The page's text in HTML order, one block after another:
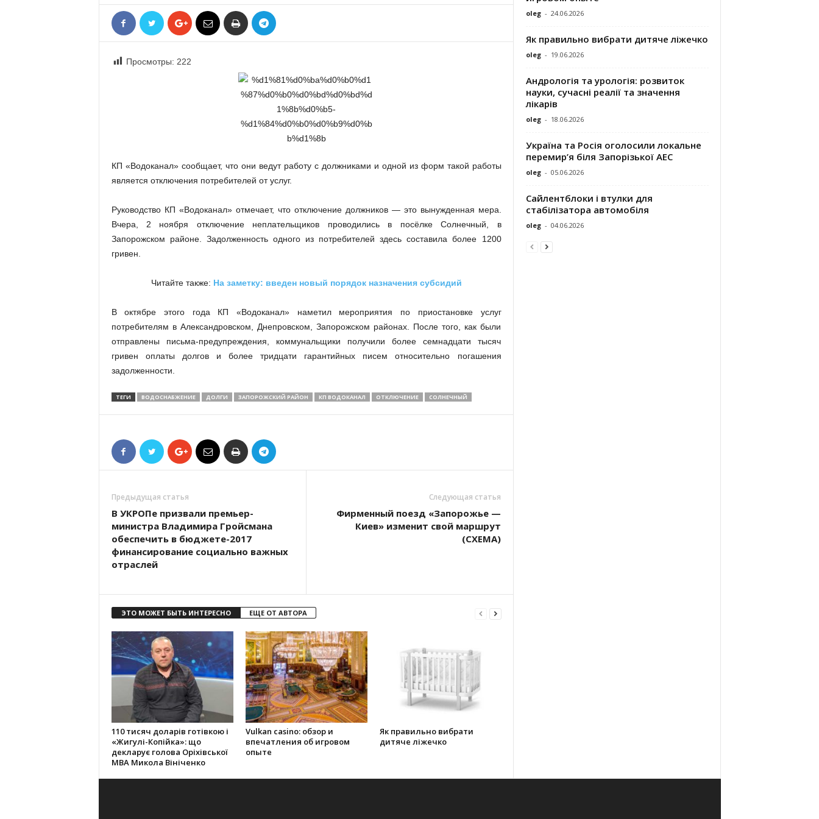
Просмотры: 222
КП «Водоканал» сообщает, что они ведут работу с должниками и одной из форм такой работы
является отключения потребителей от услуг.
Руководство КП «Водоканал» отмечает, что отключение должников — это вынужденная мера.
Вчера, 2 ноября отключение неплательщиков проводились в посёлке Солнечный, в
Запорожском районе. Задолженность одного из потребителей здесь составила более 1200
гривен.
Читайте также: На заметку: введен новый порядок назначения субсидий
В октябре этого года КП «Водоканал» наметил мероприятия по приостановке услуг
потребителям в Александровском, Днепровском, Запорожском районах. После того, как были
отправлены письма-предупреждения, коммунальщики получили более семнадцати тысяч
гривен оплаты долгов и более тридцати гарантийных писем относительно погашения
задолженности.
ТЕГИ ВОДОСНАБЖЕНИЕ ДОЛГИ ЗАПОРОЖСКИЙ РАЙОН КП ВОДОКАНАЛ ОТКЛЮЧЕНИЕ СОЛНЕЧНЫЙ
Предыдущая статья
В УКРОПе призвали премьер-
министра Владимира Гройсмана
обеспечить в бюджете-2017
финансирование социально важных
отраслей
Следующая статья
Фирменный поезд «Запорожье —
Киев» изменит свой маршрут
(СХЕМА)
ЭТО МОЖЕТ БЫТЬ ИНТЕРЕСНО ЕЩЕ ОТ АВТОРА
110 тисяч доларів готівкою і
«Жигулі-Копійка»: що
декларує голова Оріхівської
МВА Микола Вініченко
Vulkan casino: обзор и
впечатления об игровом
опыте
Як правильно вибрати
дитяче ліжечко
oleg - 24.06.2026
Як правильно вибрати дитяче ліжечко
oleg - 19.06.2026
Андрологія та урологія: розвиток
науки, сучасні реалії та значення
лікарів
oleg - 18.06.2026
Україна та Росія оголосили локальне
перемир’я біля Запорізької АЕС
oleg - 05.06.2026
Сайлентблоки і втулки для
стабілізатора автомобіля
oleg - 04.06.2026